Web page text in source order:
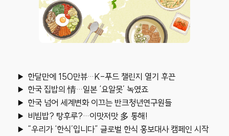
한달만에 150만뷰…K-푸드 챌린지 열기 후끈
한국 집밥의 情…일본 ‘요알못’ 녹였죠
한국 넘어 세계변화 이끄는 반크청년연구원들
비빔밥? 탕후루?…이맛저맛 多 통해!
“우리가 ‘한식’입니다” 글로벌 한식 홍보대사 캠페인 시작